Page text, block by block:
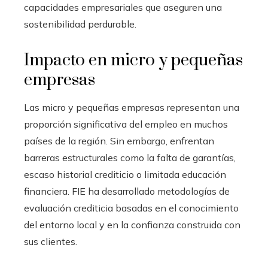
capacidades empresariales que aseguren una
sostenibilidad perdurable.
Impacto en micro y pequeñas
empresas
Las micro y pequeñas empresas representan una
proporción significativa del empleo en muchos
países de la región. Sin embargo, enfrentan
barreras estructurales como la falta de garantías,
escaso historial crediticio o limitada educación
financiera. FIE ha desarrollado metodologías de
evaluación crediticia basadas en el conocimiento
del entorno local y en la confianza construida con
sus clientes.